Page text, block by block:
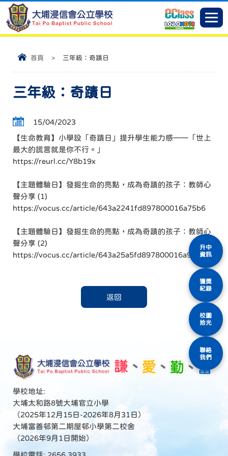
首頁 > 三年級：奇蹟日
三年級：奇蹟日
15/04/2023
【生命教育】小學設「奇蹟日」提升學生能力感——「世上
最大的謊言就是你不行。」
https://reurl.cc/Y8b19x
【主題體驗日】發掘生命的亮點，成為奇蹟的孩子：教師心
聲分享 (1)
https://vocus.cc/article/643a2241fd897800016a75b6
【主題體驗日】發掘生命的亮點，成為奇蹟的孩子：教師心
聲分享 (2)
https://vocus.cc/article/643a25a5fd897800016a9edf
返回
學校地址:
大埔太和路8號大埔官立小學
（2025年12月15日-2026年8月31日）
大埔富善邨第二期屋邨小學第二校舍
（2026年9月1日開始）
升中
資訊
獲獎
紀錄
校園
拾光
聯絡
我們